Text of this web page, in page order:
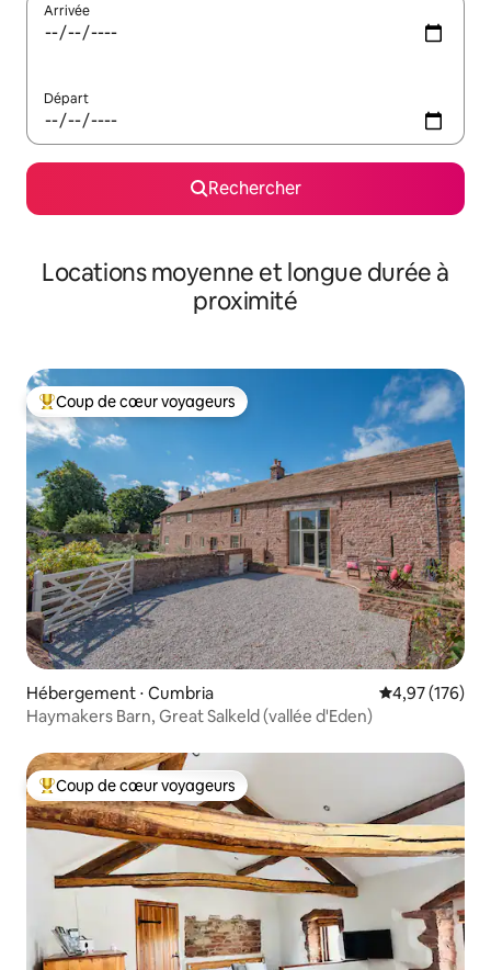
Arrivée
Départ
Rechercher
Locations moyenne et longue durée à
proximité
Coups de cœur voyageurs les plus appréciés
Coup de cœur voyageurs
Hébergement ⋅ Cumbria Évaluation
4,97 (176)
Haymakers Barn, Great Salkeld (vallée d'Eden)
Coups de cœur voyageurs les plus appréciés
Coup de cœur voyageurs